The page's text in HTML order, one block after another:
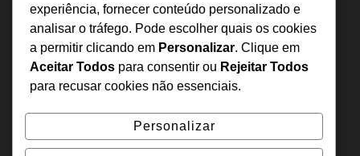
Estatuto Editorial
Inquérito
Denuncia
Política de Privacidade
Contactos
+244 957 277 922
experiência, fornecer conteúdo personalizado e
analisar o tráfego. Pode escolher quais os cookies
a permitir clicando em Personalizar. Clique em
Aceitar Todos para consentir ou Rejeitar Todos
para recusar cookies não essenciais.
Personalizar